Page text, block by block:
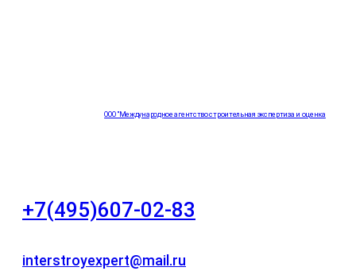
ООО "Международное агентство строительная экспертиза и оценка
+7(495)607-02-83
interstroyexpert@mail.ru